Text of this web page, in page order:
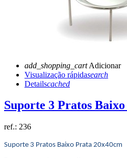
add_shopping_cartAdicionar
Visualização rápidasearch
Detailscached
Suporte 3 Pratos
ref.: 236
Suporte 3 Pratos Baixo Prata 20x40cm